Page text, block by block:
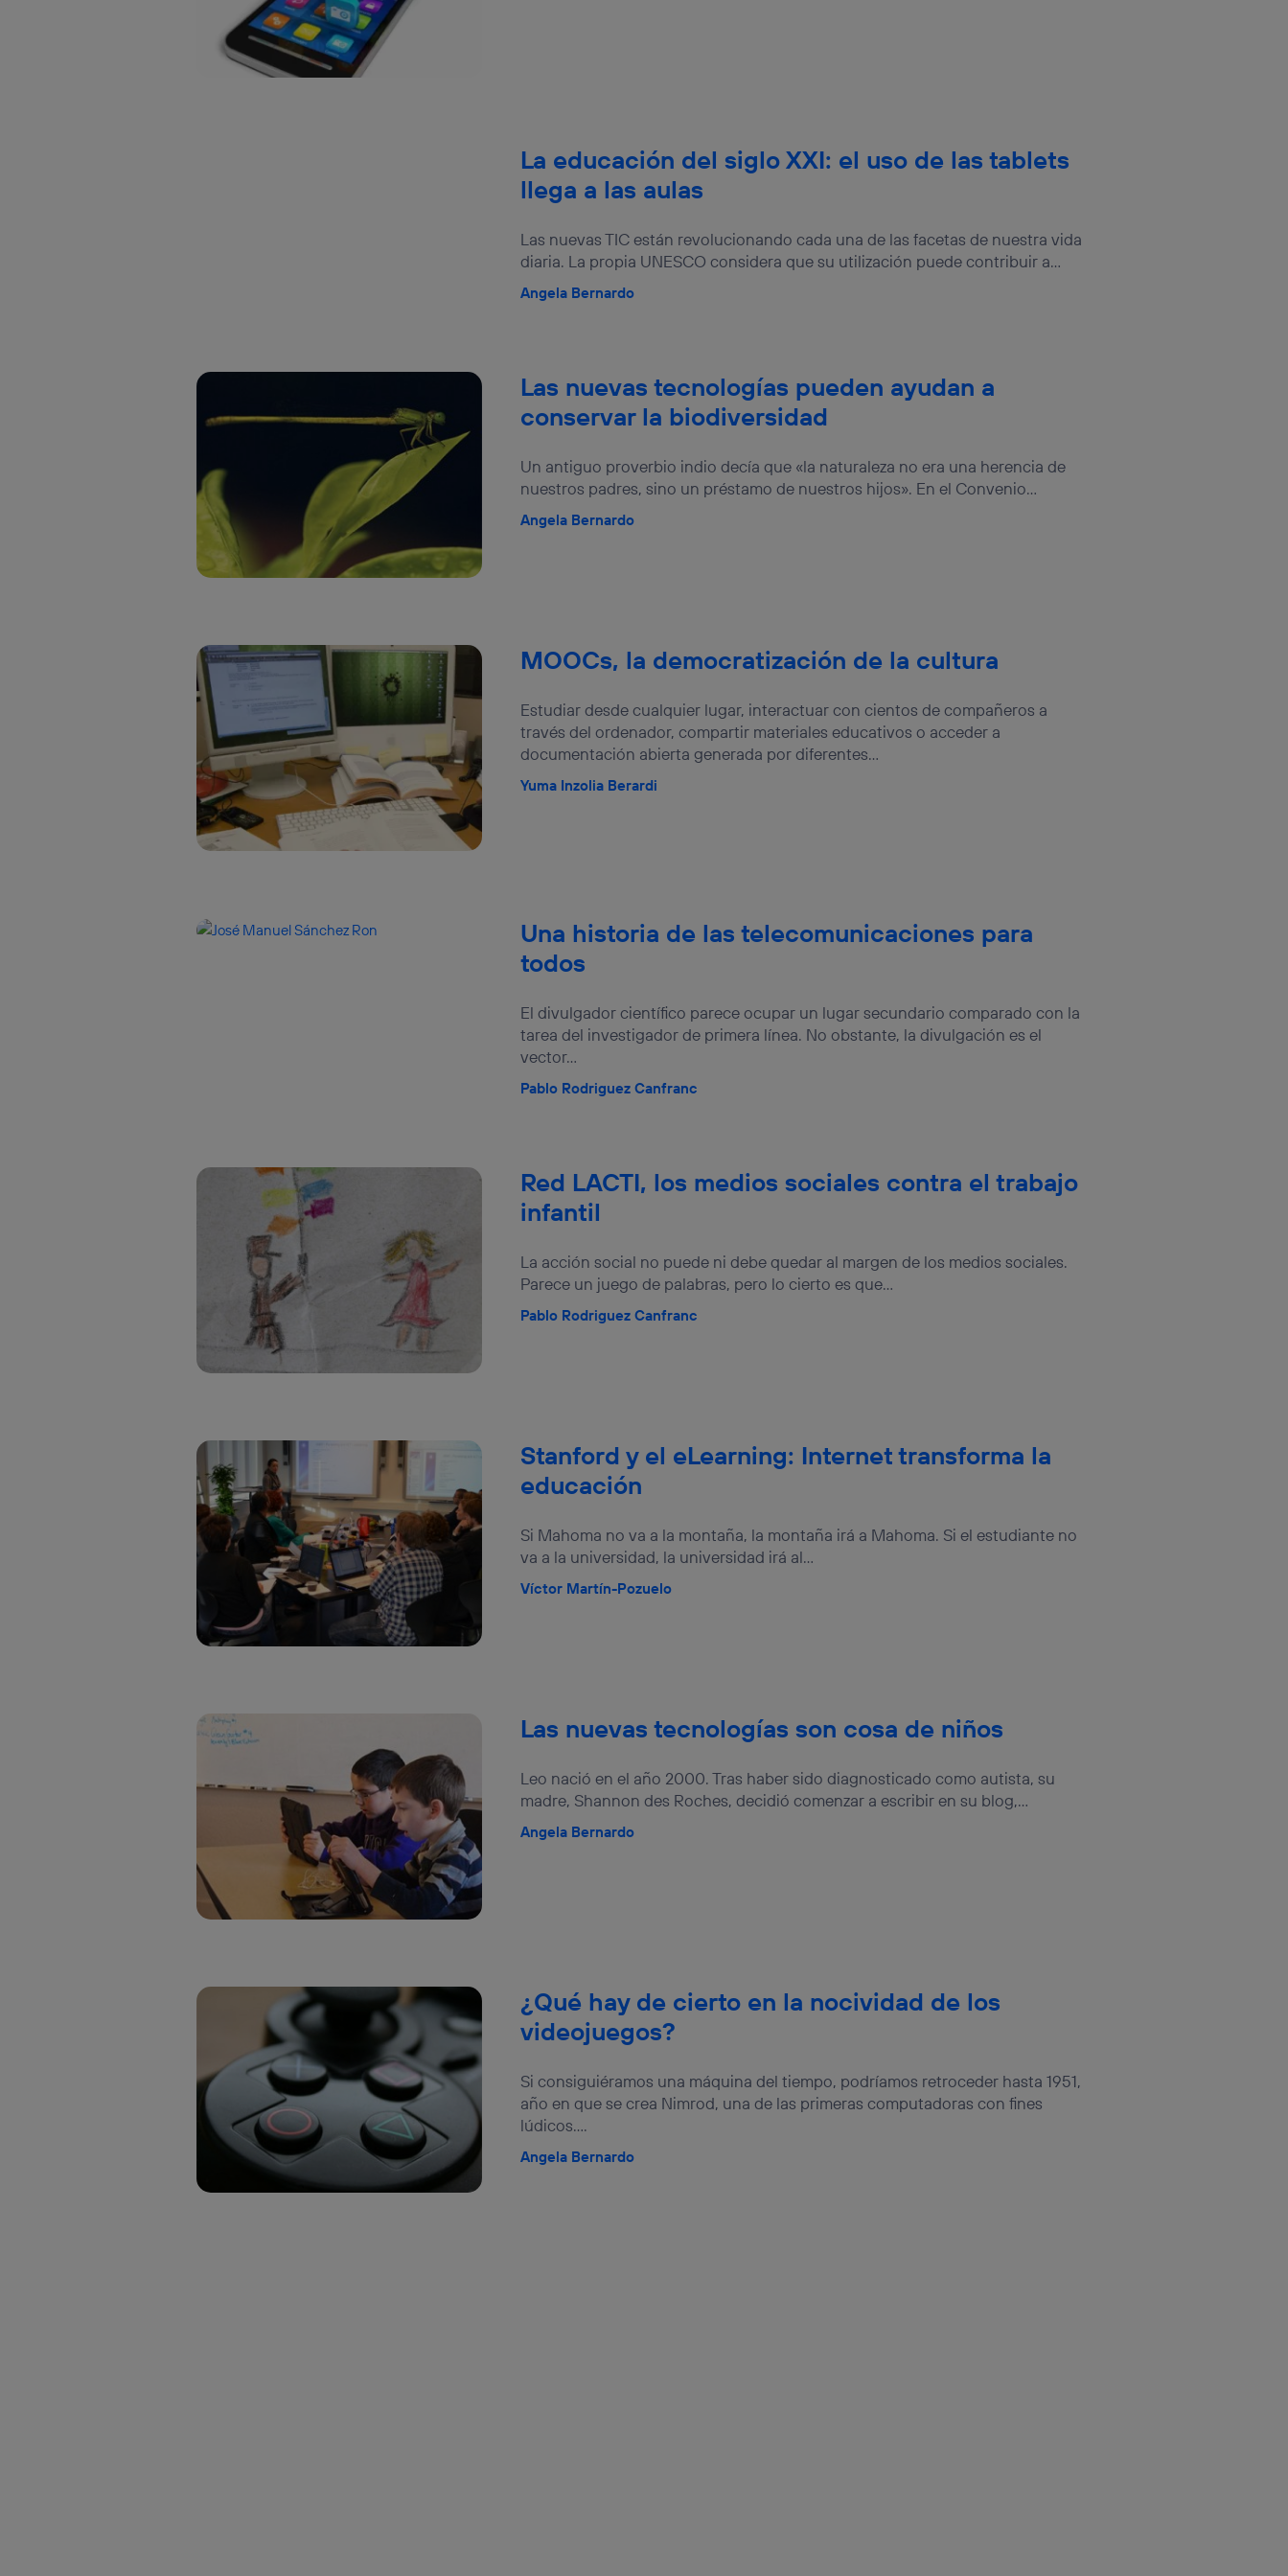
La educación del siglo XXI: el uso de las tablets
llega a las aulas
Las nuevas TIC están revolucionando cada una de las facetas de nuestra vida
diaria. La propia UNESCO considera que su utilización puede contribuir a...
Angela Bernardo
Las nuevas tecnologías pueden ayudan a
conservar la biodiversidad
Un antiguo proverbio indio decía que «la naturaleza no era una herencia de
nuestros padres, sino un préstamo de nuestros hijos». En el Convenio...
Angela Bernardo
MOOCs, la democratización de la cultura
Estudiar desde cualquier lugar, interactuar con cientos de compañeros a
través del ordenador, compartir materiales educativos o acceder a
documentación abierta generada por diferentes...
Yuma Inzolia Berardi
Una historia de las telecomunicaciones para
todos
El divulgador científico parece ocupar un lugar secundario comparado con la
tarea del investigador de primera línea. No obstante, la divulgación es el
vector...
Pablo Rodriguez Canfranc
Red LACTI, los medios sociales contra el trabajo
infantil
La acción social no puede ni debe quedar al margen de los medios sociales.
Parece un juego de palabras, pero lo cierto es que...
Pablo Rodriguez Canfranc
Stanford y el eLearning: Internet transforma la
educación
Si Mahoma no va a la montaña, la montaña irá a Mahoma. Si el estudiante no
va a la universidad, la universidad irá al...
Víctor Martín-Pozuelo
Las nuevas tecnologías son cosa de niños
Leo nació en el año 2000. Tras haber sido diagnosticado como autista, su
madre, Shannon des Roches, decidió comenzar a escribir en su blog,...
Angela Bernardo
¿Qué hay de cierto en la nocividad de los
videojuegos?
Si consiguiéramos una máquina del tiempo, podríamos retroceder hasta 1951,
año en que se crea Nimrod, una de las primeras computadoras con fines
lúdicos....
Angela Bernardo
conecte su dispositivo y consienta el uso de la tecnología recibirá el mismo identificador.
Típicamente:
únicamente en la navegación del usuario del móvil.
Puedes gestionar los consentimientos Utiq seleccionando “Administrar Utiq” en la parte
inferior de esta página web o visitando el portal de privacidad de Utiq (“consenthub”)
Para más información, consulta la